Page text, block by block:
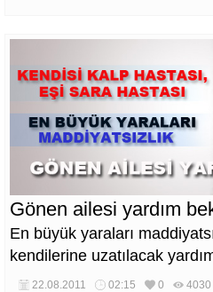
Gönen ailesi yardım
En büyük yaraları
kendilerine uzatılacak
22.08.2011 02:15 0 4030